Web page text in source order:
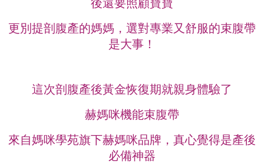
後還要照顧寶寶
更別提剖腹產的媽媽，選對專業又舒服的束腹帶
是大事！
這次剖腹產後黃金恢復期就親身體驗了
赫媽咪機能束腹帶
來自媽咪學苑旗下赫媽咪品牌，真心覺得是產後
必備神器